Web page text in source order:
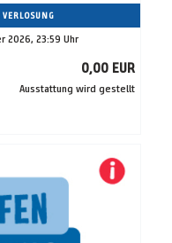
2026, 23:59 Uhr
0,00 EUR
Ausstattung wird gestellt